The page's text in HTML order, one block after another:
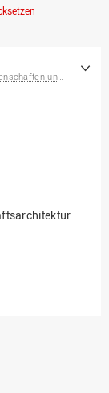
Fakultät Agrarwissenschaften und Landschaftsarchitektur